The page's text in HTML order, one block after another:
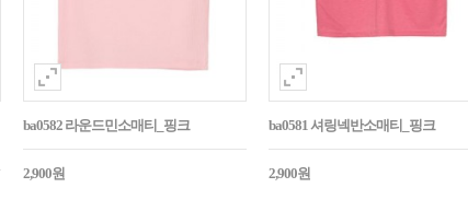
ba0582 라운드민소매티_핑크
2,900원
ba0581 셔링넥반소매티_핑크
2,900원